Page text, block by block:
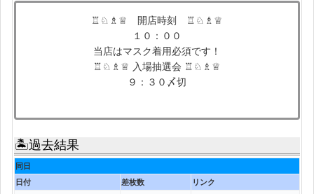
♖♘♗♕ 開店時刻 ♖♘♗♕
１０：００
当店はマスク着用必須です！
♖♘♗♕ 入場抽選会 ♖♘♗♕
９：３０〆切
🏝過去結果
同日
日付
差枚数 リンク